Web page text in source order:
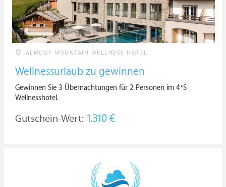
ALMGUT MOUNTAIN WELLNESS HOTEL
Wellnessurlaub zu gewinnen
Gewinnen Sie 3 Übernachtungen für 2 Personen im 4*S
Wellnesshotel.
Gutschein-Wert: 1.310 €